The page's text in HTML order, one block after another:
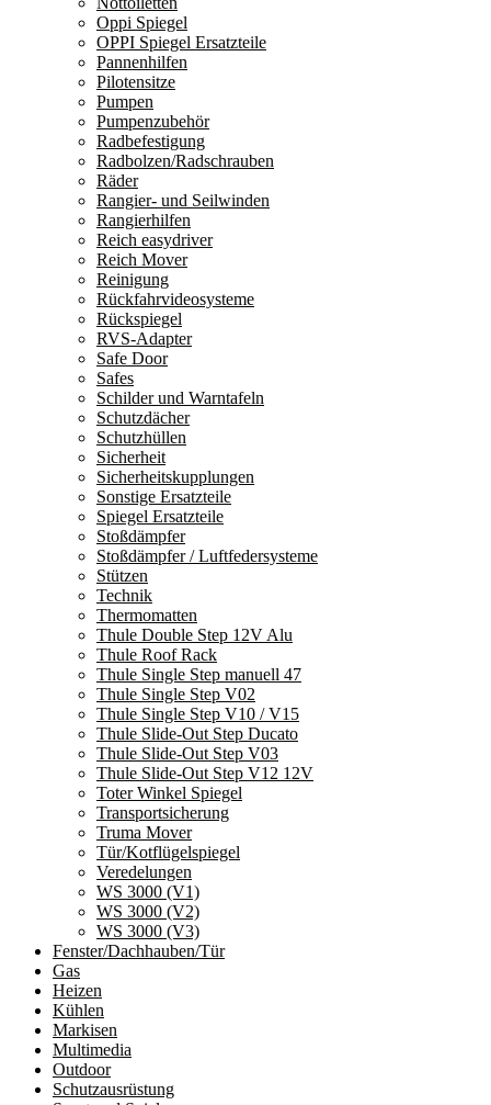
Oppi Spiegel
OPPI Spiegel Ersatzteile
Pannenhilfen
Pilotensitze
Pumpen
Pumpenzubehör
Radbefestigung
Radbolzen/Radschrauben
Räder
Rangier- und Seilwinden
Rangierhilfen
Reich easydriver
Reich Mover
Reinigung
Rückfahrvideosysteme
Rückspiegel
RVS-Adapter
Safe Door
Safes
Schilder und Warntafeln
Schutzdächer
Schutzhüllen
Sicherheit
Sicherheitskupplungen
Sonstige Ersatzteile
Spiegel Ersatzteile
Stoßdämpfer
Stoßdämpfer / Luftfedersysteme
Stützen
Technik
Thermomatten
Thule Double Step 12V Alu
Thule Roof Rack
Thule Single Step manuell 47
Thule Single Step V02
Thule Single Step V10 / V15
Thule Slide-Out Step Ducato
Thule Slide-Out Step V03
Thule Slide-Out Step V12 12V
Toter Winkel Spiegel
Transportsicherung
Truma Mover
Tür/Kotflügelspiegel
Veredelungen
WS 3000 (V1)
WS 3000 (V2)
WS 3000 (V3)
Fenster/Dachhauben/Tür
Gas
Heizen
Kühlen
Markisen
Multimedia
Outdoor
Schutzausrüstung